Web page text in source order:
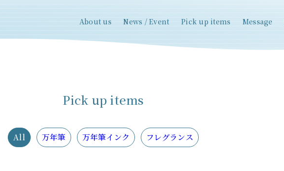
About us News / Event Pick up items Message
Pick up items
All 万年筆 万年筆インク フレグランス